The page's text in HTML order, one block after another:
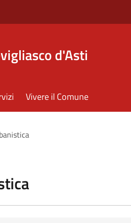
d'Asti
Vivere il Comune